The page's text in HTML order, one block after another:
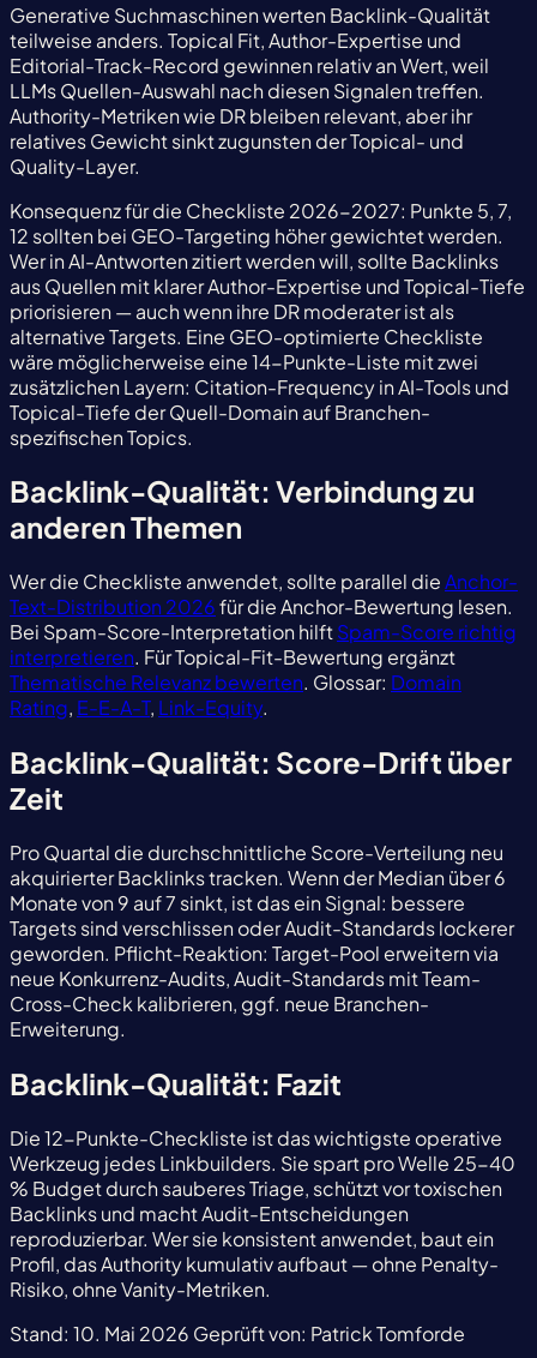
Generative Suchmaschinen werten Backlink-Qualität
teilweise anders. Topical Fit, Author-Expertise und
Editorial-Track-Record gewinnen relativ an Wert, weil
LLMs Quellen-Auswahl nach diesen Signalen treffen.
Authority-Metriken wie DR bleiben relevant, aber ihr
relatives Gewicht sinkt zugunsten der Topical- und
Quality-Layer.
Konsequenz für die Checkliste 2026-2027: Punkte 5, 7,
12 sollten bei GEO-Targeting höher gewichtet werden.
Wer in AI-Antworten zitiert werden will, sollte Backlinks
aus Quellen mit klarer Author-Expertise und Topical-Tiefe
priorisieren — auch wenn ihre DR moderater ist als
alternative Targets. Eine GEO-optimierte Checkliste
wäre möglicherweise eine 14-Punkte-Liste mit zwei
zusätzlichen Layern: Citation-Frequency in AI-Tools und
Topical-Tiefe der Quell-Domain auf Branchen-
spezifischen Topics.
Backlink-Qualität: Verbindung zu
anderen Themen
Wer die Checkliste anwendet, sollte parallel dieAnchor-
Text-Distribution 2026für die Anchor-Bewertung lesen.
Bei Spam-Score-Interpretation hilftSpam-Score richtig
interpretieren. Für Topical-Fit-Bewertung ergänzt
Thematische Relevanz bewerten. Glossar: Domain
Rating, E-E-A-T, Link-Equity.
Backlink-Qualität: Score-Drift über
Zeit
Pro Quartal die durchschnittliche Score-Verteilung neu
akquirierter Backlinks tracken. Wenn der Median über 6
Monate von 9 auf 7 sinkt, ist das ein Signal: bessere
Targets sind verschlissen oder Audit-Standards lockerer
geworden. Pflicht-Reaktion: Target-Pool erweitern via
neue Konkurrenz-Audits, Audit-Standards mit Team-
Cross-Check kalibrieren, ggf. neue Branchen-
Erweiterung.
Backlink-Qualität: Fazit
Die 12-Punkte-Checkliste ist das wichtigste operative
Werkzeug jedes Linkbuilders. Sie spart pro Welle 25-40
% Budget durch sauberes Triage, schützt vor toxischen
Backlinks und macht Audit-Entscheidungen
reproduzierbar. Wer sie konsistent anwendet, baut ein
Profil, das Authority kumulativ aufbaut — ohne Penalty-
Risiko, ohne Vanity-Metriken.
Stand: 10. Mai 2026 Geprüft von: Patrick Tomforde